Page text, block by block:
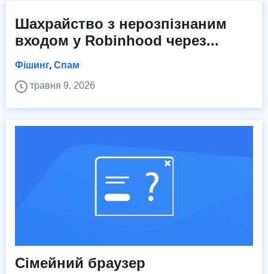
Шахрайство з нерозпізнаним
входом у Robinhood через...
Фішинг, Спам
травня 9, 2026
Сімейний браузер